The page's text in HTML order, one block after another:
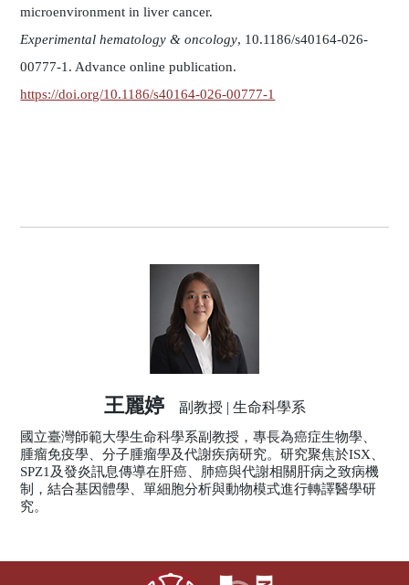
microenvironment in liver cancer.
Experimental hematology & oncology, 10.1186/s40164-026-
00777-1. Advance online publication.
https://doi.org/10.1186/s40164-026-00777-1
王麗婷 副教授 | 生命科學系
國立臺灣師範大學生命科學系副教授，專長為癌症生物學、
腫瘤免疫學、分子腫瘤學及代謝疾病研究。研究聚焦於ISX、
SPZ1及發炎訊息傳導在肝癌、肺癌與代謝相關肝病之致病機
制，結合基因體學、單細胞分析與動物模式進行轉譯醫學研
究。